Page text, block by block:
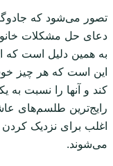
تصور می‌شود که
دعای حل مشکلات
به همین دلیل است که
این است که هر چیز
کند و آنها را نسبت به
رایج‌ترین طلسم‌های
اغلب برای نزدیک کردن
می‌شوند.